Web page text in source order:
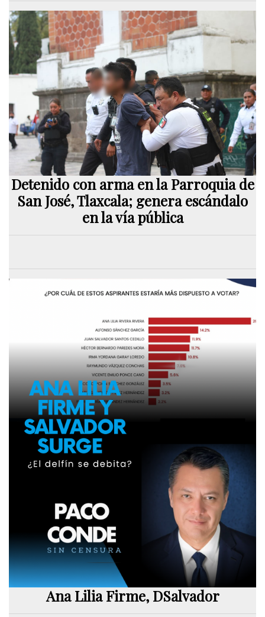
Detenido con arma en la Parroquia de
San José, Tlaxcala; genera escándalo
en la vía pública
Ana Lilia Firme, DSalvador